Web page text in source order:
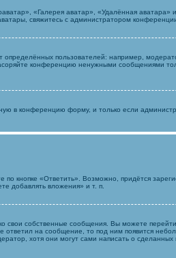
«Галерея аватар», «Удалённая
свяжитесь с администратором
пользователей: например,
конференцию ненужными сообщениями
в конференцию форму, и только если
кнопке «Ответить». Возможно, придётся
добавлять вложения» и т. п.
собственные сообщения. Вы можете
на сообщение, то под ним появится
хотя они могут сами написать о